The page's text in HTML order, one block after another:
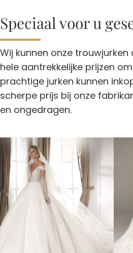
Speciaal voor u
Wij kunnen onze
hele aantrekkelijke prijzen
prachtige jurken kunnen
scherpe prijs bij onze
en ongedragen.